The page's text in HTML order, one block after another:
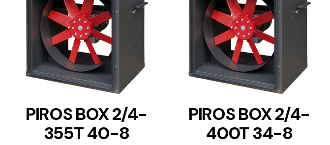
DETAILS
PIROS BOX 2/4-
355T 40-8
DETAILS
PIROS BOX 2/4-
400T 34-8